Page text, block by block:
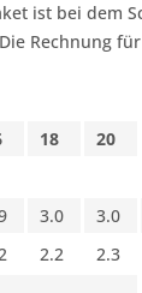
ist bei dem
Rechnung
18
20
3.0 3.0
2.2 2.3